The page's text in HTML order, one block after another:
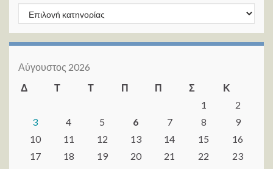
Kατηγορίες
Αύγουστος 2026
Δ
Τ Τ Π Π Σ
Κ
1
2
3
4 5 6 7 8
9
10
11 12 13 14 15
16
17
18 19 20 21 22
23